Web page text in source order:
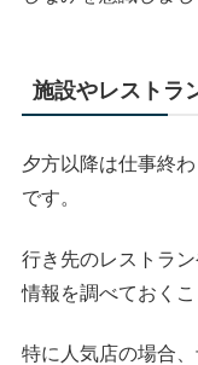
施設やレストラ
夕方以降は仕事終
です。
行き先のレストラ
情報を調べておくこ
特に人気店の場合